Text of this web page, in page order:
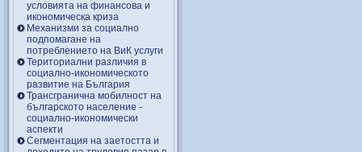
условията на финансова и
икономическа криза
Механизми за социално
подпомагане на
потреблението на ВиК услуги
Териториални различия в
социално-икономическото
развитие на България
Трансгранична мобилност на
българското население -
социално-икономически
аспекти
Сегментация на заетостта и